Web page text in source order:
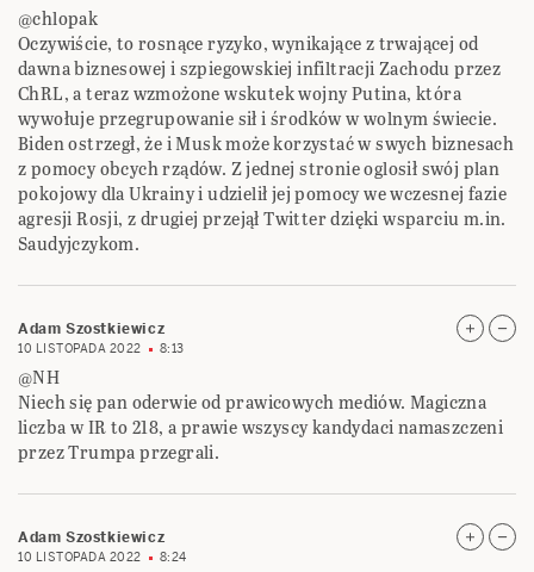
@chlopak
Oczywiście, to rosnące ryzyko, wynikające z trwającej od
dawna biznesowej i szpiegowskiej infiltracji Zachodu przez
ChRL, a teraz wzmożone wskutek wojny Putina, która
wywołuje przegrupowanie sił i środków w wolnym świecie.
Biden ostrzegł, że i Musk może korzystać w swych biznesach
z pomocy obcych rządów. Z jednej stronie oglosił swój plan
pokojowy dla Ukrainy i udzielił jej pomocy we wczesnej fazie
agresji Rosji, z drugiej przejął Twitter dzięki wsparciu m.in.
Saudyjczykom.
Adam Szostkiewicz
10 LISTOPADA 2022 8:13
@NH
Niech się pan oderwie od prawicowych mediów. Magiczna
liczba w IR to 218, a prawie wszyscy kandydaci namaszczeni
przez Trumpa przegrali.
Adam Szostkiewicz
10 LISTOPADA 2022 8:24